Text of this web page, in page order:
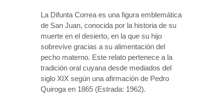
La Difunta Correa es una figura emblemática
de San Juan, conocida por la historia de su
muerte en el desierto, en la que su hijo
sobrevive gracias a su alimentación del
pecho materno. Este relato pertenece a la
tradición oral cuyana desde mediados del
siglo XIX según una afirmación de Pedro
Quiroga en 1865 (Estrada: 1962).